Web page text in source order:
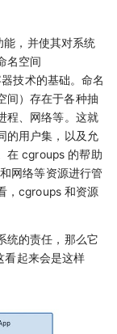
，并使其对系统
名空间
技术的基础。命名
间）存在于各种抽
程、网络等。这就
的用户集，以及允
在 cgroups 的帮助
网络等资源进行管
，cgroups 和资源
统的责任，那么它
看起来会是这样